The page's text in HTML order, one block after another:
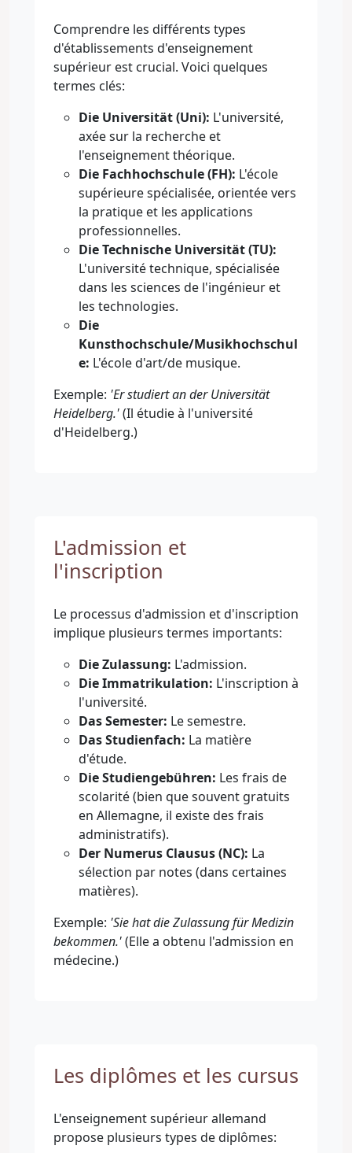
Comprendre les différents types
d'établissements d'enseignement
supérieur est crucial. Voici quelques
termes clés:
Die Universität (Uni): L'université,
axée sur la recherche et
l'enseignement théorique.
Die Fachhochschule (FH): L'école
supérieure spécialisée, orientée vers
la pratique et les applications
professionnelles.
Die Technische Universität (TU):
L'université technique, spécialisée
dans les sciences de l'ingénieur et
les technologies.
Die
Kunsthochschule/Musikhochschul
e: L'école d'art/de musique.
Exemple: 'Er studiert an der Universität
Heidelberg.'(Il étudie à l'université
d'Heidelberg.)
L'admission et
l'inscription
Le processus d'admission et d'inscription
implique plusieurs termes importants:
Die Zulassung: L'admission.
Die Immatrikulation: L'inscription à
l'université.
Das Semester: Le semestre.
Das Studienfach: La matière
d'étude.
Die Studiengebühren: Les frais de
scolarité (bien que souvent gratuits
en Allemagne, il existe des frais
administratifs).
Der Numerus Clausus (NC): La
sélection par notes (dans certaines
matières).
Exemple: 'Sie hat die Zulassung für Medizin
bekommen.'(Elle a obtenu l'admission en
médecine.)
Les diplômes et les cursus
L'enseignement supérieur allemand
propose plusieurs types de diplômes: